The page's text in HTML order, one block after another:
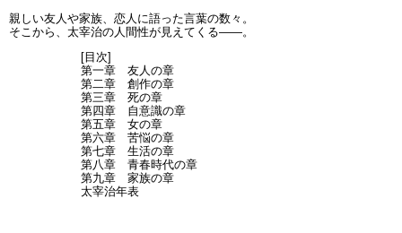
親しい友人や家族、恋人に語った言葉の数々。
そこから、太宰治の人間性が見えてくる――。
[目次]
第一章 友人の章
第二章 創作の章
第三章 死の章
第四章 自意識の章
第五章 女の章
第六章 苦悩の章
第七章 生活の章
第八章 青春時代の章
第九章 家族の章
太宰治年表